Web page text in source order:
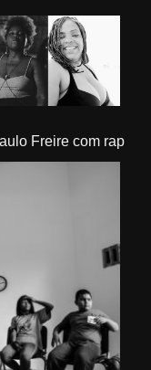
Freire com rap